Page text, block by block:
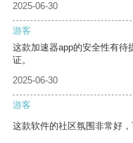
2025-06-30
游客
这款加速器app的安全性有待
证。
2025-06-30
游客
这款软件的社区氛围非常好